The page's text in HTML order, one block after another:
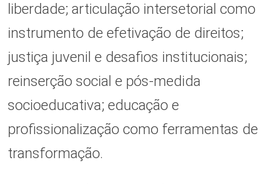
liberdade; articulação intersetorial como
instrumento de efetivação de direitos;
justiça juvenil e desafios institucionais;
reinserção social e pós-medida
socioeducativa; educação e
profissionalização como ferramentas de
transformação.